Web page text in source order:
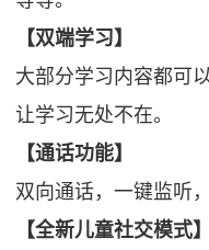
【双端学习】
大部分学习内容都可
让学习无处不在。
【通话功能】
双向通话，一键监听
【全新儿童社交模式】